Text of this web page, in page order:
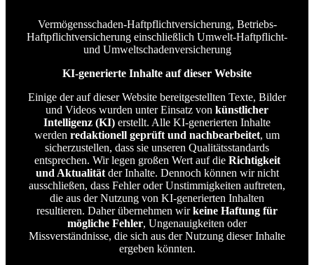
Vermögensschaden-Haftpflichtversicherung, Betriebs-
Haftpflichtversicherung einschließlich Umwelt-Haftpflicht-
und Umweltschadenversicherung
KI-generierte Inhalte auf dieser Website
Einige der auf dieser Website bereitgestellten Texte, Bilder
und Videos wurden unter Einsatz von künstlicher
Intelligenz (KI) erstellt. Alle KI-generierten Inhalte
werden redaktionell geprüft und nachbearbeitet, um
sicherzustellen, dass sie unseren Qualitätsstandards
entsprechen. Wir legen großen Wert auf die Richtigkeit
und Aktualitätder Inhalte. Dennoch können wir nicht
ausschließen, dass Fehler oder Unstimmigkeiten auftreten,
die aus der Nutzung von KI-generierten Inhalten
resultieren. Daher übernehmen wirkeine Haftung für
mögliche Fehler, Ungenauigkeiten oder
Missverständnisse, die sich aus der Nutzung dieser Inhalte
ergeben könnten.